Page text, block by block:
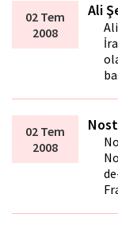
02 Tem
2008
Ali
02 Tem
2008